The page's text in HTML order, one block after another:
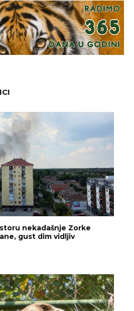
nekadašnje Zorke
gust dim vidljiv